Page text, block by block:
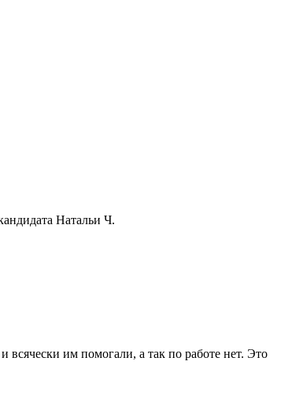
Натальи Ч.
им помогали, а так по работе нет. Это